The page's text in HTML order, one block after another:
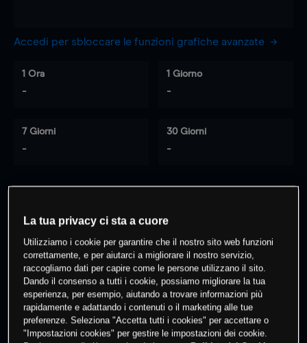
Accedi per sbloccare le funzioni grafiche avanzate
1 Ora
-
1 Giorno
-
7 Giorni
-
30 Giorni
-
questo prodotto
Fai trading
La tua privacy ci sta a cuore
Utilizziamo i cookie per garantire che il nostro sito web funzioni
correttamente, e per aiutarci a migliorare il nostro servizio,
raccogliamo dati per capire come le persone utilizzano il sito.
Dando il consenso a tutti i cookie, possiamo migliorare la tua
esperienza, per esempio, aiutando a trovare informazioni più
rapidamente e adattando i contenuti o il marketing alle tue
preferenze. Seleziona "Accetta tutti i cookies" per accettare o
"Impostazioni cookies" per gestire le impostazioni dei cookie.